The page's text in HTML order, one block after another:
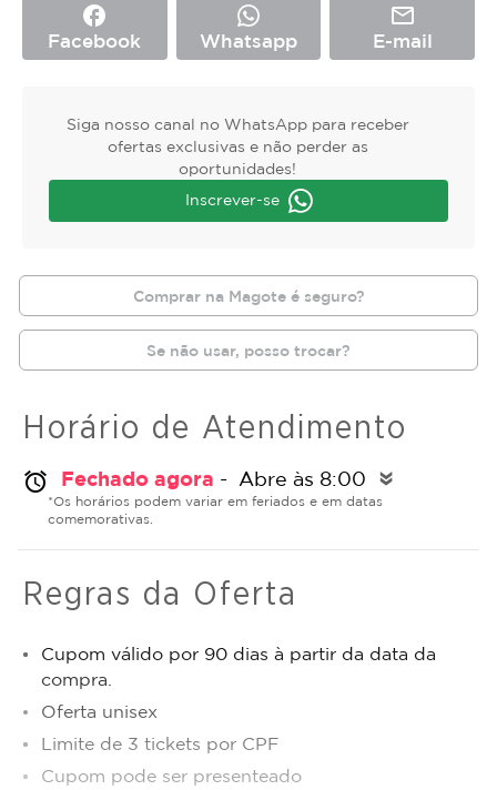
facebook
Facebook Whatsapp
mail_outline
E-mail
Siga nosso canal no WhatsApp para receber
ofertas exclusivas e não perder as
oportunidades!
Inscrever-se
Comprar na Magote é seguro?
Se não usar, posso trocar?
Horário de Atendimento
alarm Fechado agora - Abre às 8:00 double_arrow
*Os horários podem variar em feriados e em datas
comemorativas.
Regras da Oferta
Cupom válido por 90 dias à partir da data da
compra.
Oferta unisex
Limite de 3 tickets por CPF
Cupom pode ser presenteado